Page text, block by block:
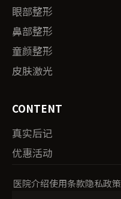
眼部整形
鼻部整形
童颜整形
皮肤激光
CONTENT
真实后记
优惠活动
医院介绍使用条款隐私政策